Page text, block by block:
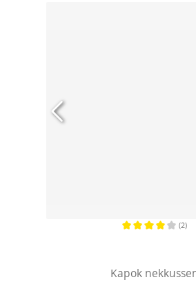
(2)
Kapok